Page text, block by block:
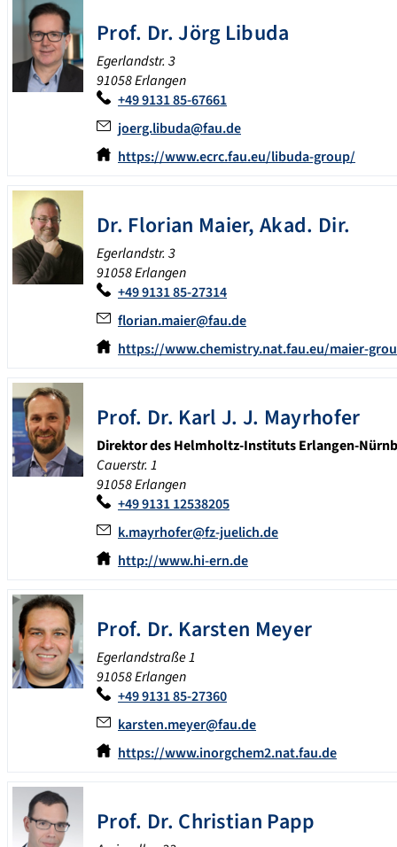
Prof. Dr. Jörg Libuda
Egerlandstr. 3
91058 Erlangen
+49 9131 85-67661
joerg.libuda@fau.de
https://www.ecrc.fau.eu/libuda-group/
Dr. Florian Maier,Akad. Dir.
Egerlandstr. 3
91058 Erlangen
+49 9131 85-27314
florian.maier@fau.de
https://www.chemistry.nat.fau.eu/maier-
Prof. Dr. Karl J. J. Mayrhofer
Direktor des Helmholtz-Instituts Erlangen-
Cauerstr. 1
91058 Erlangen
+49 9131 12538205
k.mayrhofer@fz-juelich.de
http://www.hi-ern.de
Prof. Dr. Karsten Meyer
Egerlandstraße 1
91058 Erlangen
+49 9131 85-27360
karsten.meyer@fau.de
https://www.inorgchem2.nat.fau.de
Prof. Dr. Christian Papp